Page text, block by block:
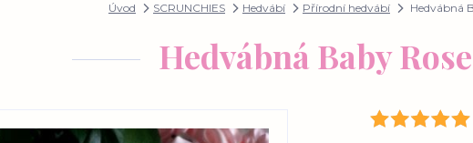
Úvod SCRUNCHIES Hedvábí Přírodní hedvábí Hedvábná
Hedvábná Baby Rose